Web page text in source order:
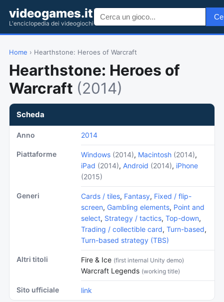
videogames.it
L'enciclopedia dei videogiochi
Home › Hearthstone: Heroes of Warcraft
Hearthstone: Heroes of
Warcraft (2014)
Scheda
Anno 2014
Piattaforme Windows (2014), Macintosh (2014),
iPad (2014), Android (2014), iPhone
(2015)
Generi Cards / tiles, Fantasy, Fixed / flip-
screen, Gambling elements, Point and
select, Strategy / tactics, Top-down,
Trading / collectible card, Turn-based,
Turn-based strategy (TBS)
Altri titoli Fire & Ice (first internal Unity demo)
Warcraft Legends (working title)
Sito ufficiale link